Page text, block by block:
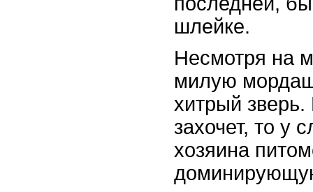
шлейке.
Несмотря на
милую
хитрый зверь.
захочет, то у
хозяина